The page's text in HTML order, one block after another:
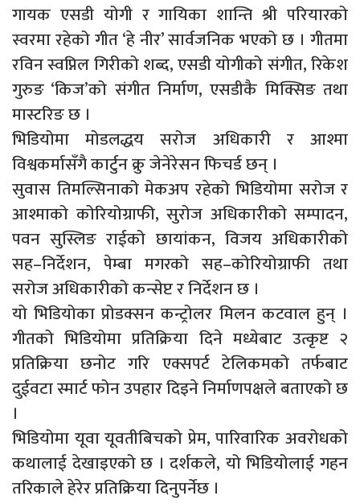
गायक एसडी योगी र गायिका शान्ति श्री परियारको
स्वरमा रहेको गीत ‘हे नीर’ सार्वजनिक भएको छ । गीतमा
रविन स्वप्निल गिरीको शब्द, एसडी योगीको संगीत, रिकेश
गुरुङ ‘किज’को संगीत निर्माण, एसडीकै मिक्सिङ तथा
मास्टरिङ छ ।
भिडियोमा मोडलद्धय सरोज अधिकारी र आश्मा
विश्वकर्मासँगै कार्टुन क्रु जेनेरेसन फिचर्ड छन् ।
सुवास तिमल्सिनाको मेकअप रहेको भिडियोमा सरोज र
आश्माको कोरियोग्राफी, सुरोज अधिकारीको सम्पादन,
पवन सुस्लिङ राईको छायांकन, विजय अधिकारीको
सह–निर्देशन, पेम्बा मगरको सह–कोरियोग्राफी तथा
सरोज अधिकारीको कन्सेप्ट र निर्देशन छ ।
यो भिडियोका प्रोडक्सन कन्ट्रोलर मिलन कटवाल हुन् ।
गीतको भिडियोमा प्रतिक्रिया दिने मध्येबाट उत्कृष्ट २
प्रतिक्रिया छनोट गरि एक्सपर्ट टेलिकमको तर्फबाट
दुईवटा स्मार्ट फोन उपहार दिइने निर्माणपक्षले बताएको छ
।
भिडियोमा यूवा यूवतीबिचको प्रेम, पारिवारिक अवरोधको
कथालाई देखाइएको छ । दर्शकले, यो भिडियोलाई गहन
तरिकाले हेरेर प्रतिक्रिया दिनुपर्नेछ ।